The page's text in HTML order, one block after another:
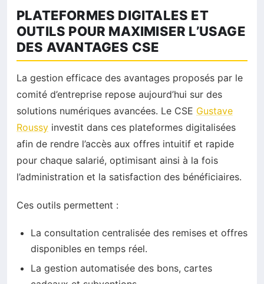
PLATEFORMES DIGITALES ET
OUTILS POUR MAXIMISER L’USAGE
DES AVANTAGES CSE
La gestion efficace des avantages proposés par le
comité d’entreprise repose aujourd’hui sur des
solutions numériques avancées. Le CSE Gustave
Roussy investit dans ces plateformes digitalisées
afin de rendre l’accès aux offres intuitif et rapide
pour chaque salarié, optimisant ainsi à la fois
l’administration et la satisfaction des bénéficiaires.
Ces outils permettent :
La consultation centralisée des remises et offres
disponibles en temps réel.
La gestion automatisée des bons, cartes